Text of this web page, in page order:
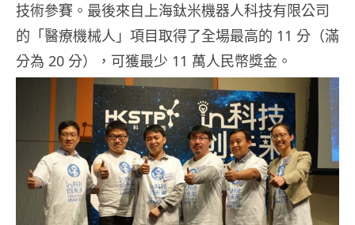
技術參賽。最後來自上海鈦米機器人科技有限公司
的「醫療機械人」項目取得了全場最高的 11 分（滿
分為 20 分），可獲最少 11 萬人民幣獎金。